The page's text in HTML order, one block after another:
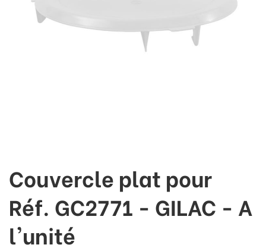
Couvercle plat pour
Réf. GC2771 - GILAC - A
l'unité